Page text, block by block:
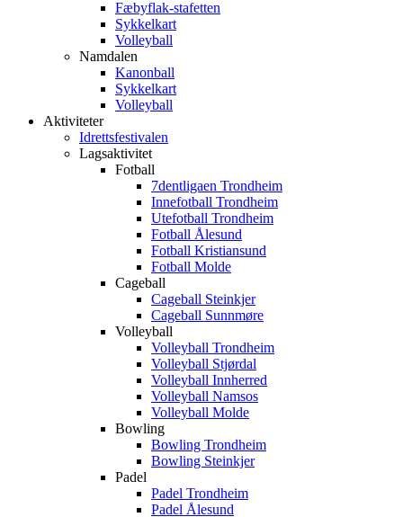
Fæbyflak-stafetten
Sykkelkart
Volleyball
Namdalen
Kanonball
Sykkelkart
Volleyball
Aktiviteter
Idrettsfestivalen
Lagsaktivitet
Fotball
7dentligaen Trondheim
Innefotball Trondheim
Utefotball Trondheim
Fotball Ålesund
Fotball Kristiansund
Fotball Molde
Cageball
Cageball Steinkjer
Cageball Sunnmøre
Volleyball
Volleyball Trondheim
Volleyball Stjørdal
Volleyball Innherred
Volleyball Namsos
Volleyball Molde
Bowling
Bowling Trondheim
Bowling Steinkjer
Padel
Padel Trondheim
Padel Ålesund